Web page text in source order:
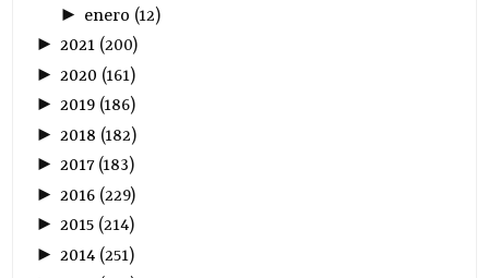
► enero (12)
►2021 (200)
► 2020 (161)
►2019 (186)
► 2018 (182)
►2017(183)
► 2016 (229)
►2015 (214)
► 2014 (251)